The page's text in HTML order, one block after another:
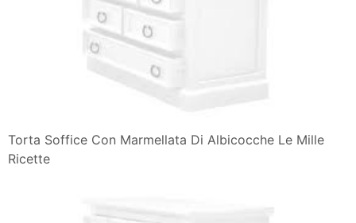
Torta Soffice Con Marmellata Di Albicocche Le Mille
Ricette